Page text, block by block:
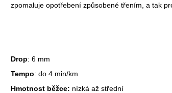
zpomaluje opotřebení způsobené třením, a tak
Drop: 6 mm
Tempo: do 4 min/km
Hmotnost běžce: nízká až střední